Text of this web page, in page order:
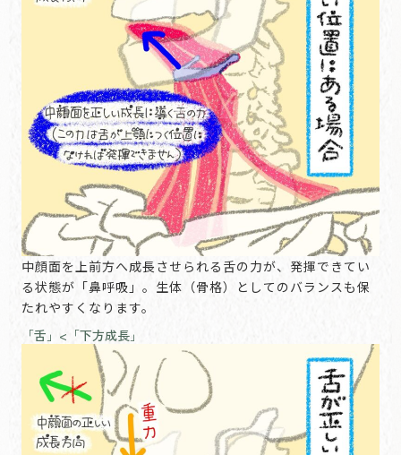
中顔面を上前方へ成長させられる舌の力が、発揮できてい
る状態が「鼻呼吸」。生体（骨格）としてのバランスも保
たれやすくなります。
「舌」<「下方成長」